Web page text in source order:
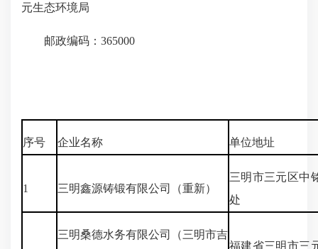
元生态环境局
邮政编码：365000
序号 企业名称 单位地址
1 三明鑫源铸锻有限公司（重新）
三明市三元区中
处
三明桑德水务有限公司（三明市吉
福建省三明市三